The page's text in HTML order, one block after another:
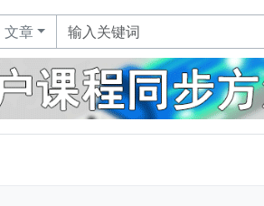
文章